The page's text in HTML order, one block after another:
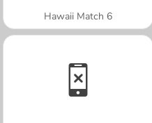
Hawaii Match 6